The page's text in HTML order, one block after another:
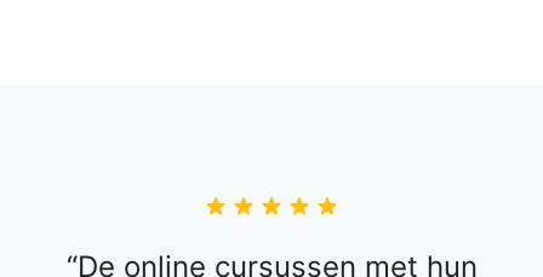
De online cursussen met hun